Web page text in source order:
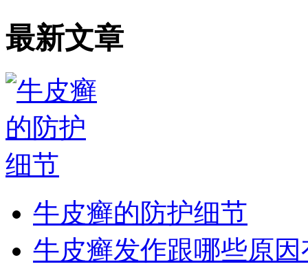
最新文章
牛皮癣的防护细节
牛皮癣发作跟哪些原因